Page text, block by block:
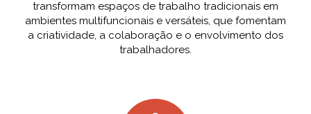
transformam espaços de trabalho tradicionais em
ambientes multifuncionais e versáteis, que fomentam
a criatividade, a colaboração e o envolvimento dos
trabalhadores.